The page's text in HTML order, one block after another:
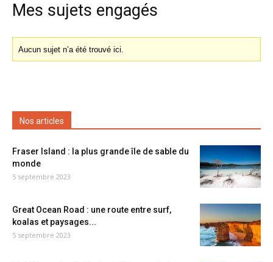
Mes sujets engagés
Aucun sujet n’a été trouvé ici.
Nos articles
Fraser Island : la plus grande île de sable du
monde
5 septembre 2023
Great Ocean Road : une route entre surf,
koalas et paysages...
5 septembre 2023